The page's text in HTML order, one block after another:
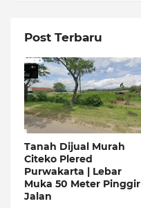
Post Terbaru
Tanah Dijual Murah
Citeko Plered
Purwakarta | Lebar
Muka 50 Meter Pinggir
Jalan